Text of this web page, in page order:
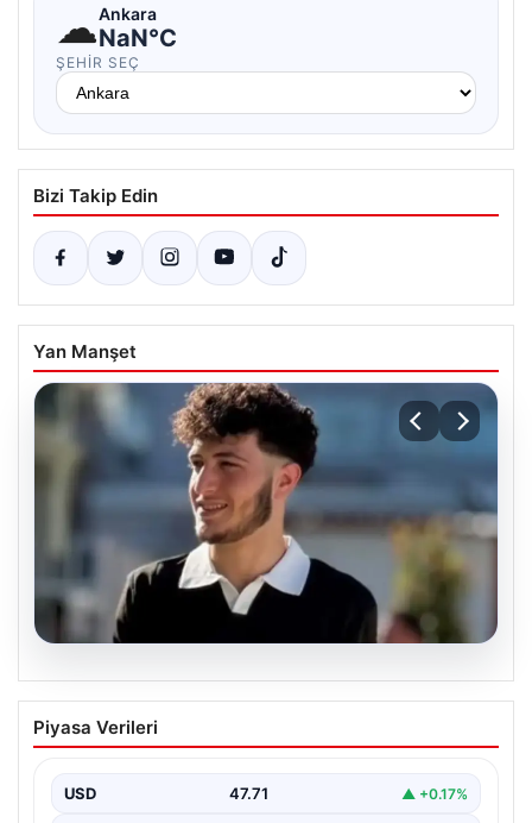
☁Ankara
NaN°C
ŞEHIR SEÇ
Bizi Takip Edin
Yan Manşet
06.08.2026
Fatih’te 19 yaşındaki Ali’nin bıçakla
öldürüldüğü kavgaya ilişkin gözaltı
Piyasa Verileri
USD 47.71 ▲ +0.17%